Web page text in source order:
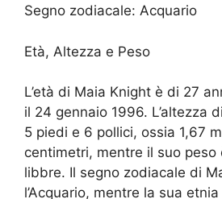
Segno zodiacale: Acquario
Età, Altezza e Peso
L’età di Maia Knight è di 27
il 24 gennaio 1996. L’altezza
5 piedi e 6 pollici, ossia 1,67
centimetri, mentre il suo peso
libbre. Il segno zodiacale di
l’Acquario, mentre la sua